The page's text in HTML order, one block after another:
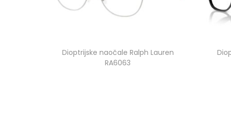
Dioptrijske naočale Ralph Lauren
RA6063